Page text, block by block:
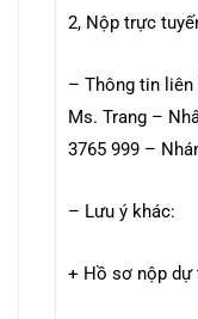
2, Nộp trực
– Thông tin liên
Ms. Trang –
3765 999 –
– Lưu ý khác:
+ Hồ sơ nộp dự